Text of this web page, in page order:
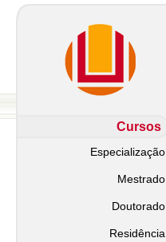
Cursos
Especialização
Mestrado
Doutorado
Residência